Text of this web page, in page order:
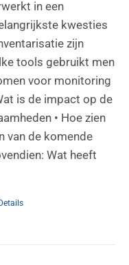
in een
kwesties
zijn
tools gebruikt men
voor monitoring
is de impact op de
• Hoe zien
van de komende
Wat heeft
Details